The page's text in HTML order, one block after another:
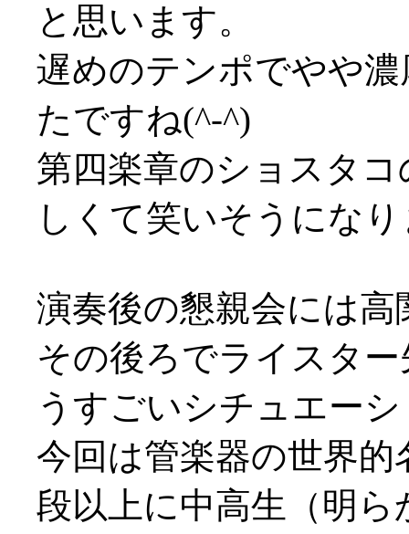
と思います。
遅めのテンポでやや
たですね(^-^)
第四楽章のショスタ
しくて笑いそうにな
演奏後の懇親会には
その後ろでライスタ
うすごいシチュエー
今回は管楽器の世界
段以上に中高生（明